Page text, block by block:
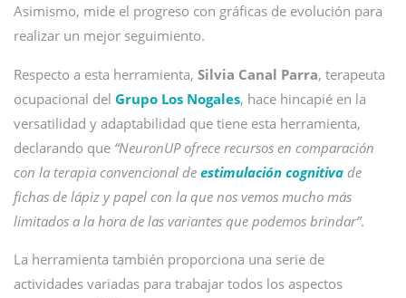
Asimismo, mide el progreso con gráficas de evolución para
realizar un mejor seguimiento.
Respecto a esta herramienta, Silvia Canal Parra, terapeuta
ocupacional del Grupo Los Nogales, hace hincapié en la
versatilidad y adaptabilidad que tiene esta herramienta,
declarando que “NeuronUP ofrece recursos en comparación
con la terapia convencional de estimulación cognitiva de
fichas de lápiz y papel con la que nos vemos mucho más
limitados a la hora de las variantes que podemos brindar”.
La herramienta también proporciona una serie de
actividades variadas para trabajar todos los aspectos